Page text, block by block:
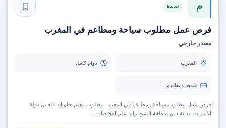
م جديدة
فرص عمل مطلوب سياحة ومطاعم في المغرب
مصدر خارجي
المغرب دوام كامل
فندقة ومطاعم
فرص عمل مطلوب سياحة ومطاعم في المغرب مطلوب معلم حلويات للعمل دولة
الامارات مدينة دبي منطقة الشيخ زايد علم الاقتصاد …